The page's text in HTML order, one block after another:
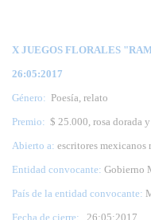
X JUEGOS FLORALES
26:05:2017
Género: Poesía, relato
Premio: $ 25.000, rosa dorada
Abierto a: escritores mexicanos
Entidad convocante: Gobierno
País de la entidad convocante:
Fecha de cierre: 26:05:2017